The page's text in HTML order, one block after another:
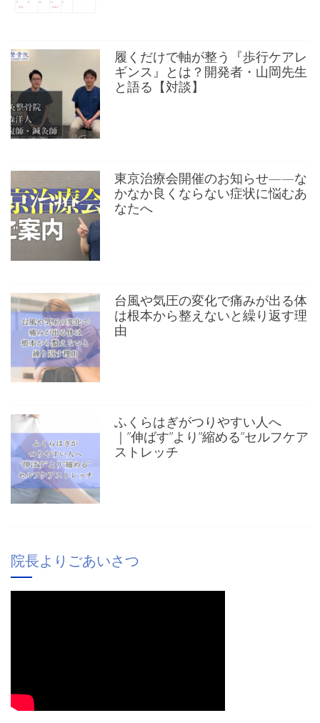
履くだけで軸が整う『歩行ケアレ
ギンス』とは？開発者・山岡先生
と語る【対談】
東京治療会開催のお知らせ——な
かなか良くならない症状に悩むあ
なたへ
台風や気圧の変化で痛みが出る体
は根本から整えないと繰り返す理
由
ふくらはぎがつりやすい人へ
｜”伸ばす”より”縮める”セルフケア
ストレッチ
院長よりごあいさつ